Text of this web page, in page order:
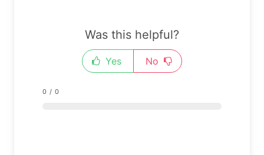
Was this helpful?
Yes No
0 / 0